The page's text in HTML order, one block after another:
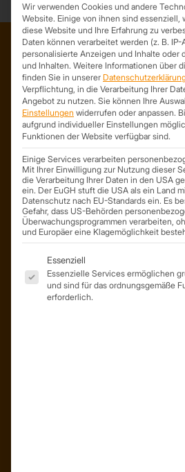
ADRESSE
Trapezprofile Deutschland
ist ein Geschäftsbereich der
On Spot Service GmbH
Söllichauer Straße 7
04356 Leipzig
Deutschland
Mail: info@trapezprofile-deutschland.de
Tel.: +49 341 520 19 139
Wir verwenden Cookies und andere
Website. Einige von ihnen sind essenziell,
diese Website und Ihre Erfahrung zu
Daten können verarbeitet werden (z. B. IP-
personalisierte Anzeigen und Inhalte oder
und Inhalten. Weitere Informationen über
finden Sie in unserer
Verpflichtung, in die Verarbeitung Ihrer
Angebot zu nutzen. Sie können Ihre
Einstellungen widerrufen oder anpassen.
aufgrund individueller Einstellungen
Funktionen der Website verfügbar sind.
Einige Services verarbeiten
Mit Ihrer Einwilligung zur Nutzung dieser
die Verarbeitung Ihrer Daten in den USA
ein. Der EuGH stuft die USA als ein Land
Datenschutz nach EU-Standards ein. Es
Gefahr, dass US-Behörden
Überwachungsprogrammen verarbeiten,
und Europäer eine Klagemöglichkeit
Es folgt eine Liste der Service-
Essenziell
Essenzielle Services ermöglichen
und sind für das ordnungsgemäße
erforderlich.